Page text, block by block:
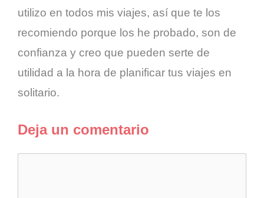
utilizo en todos mis viajes, así que te los
recomiendo porque los he probado, son de
confianza y creo que pueden serte de
utilidad a la hora de planificar tus viajes en
solitario.
Deja un comentario